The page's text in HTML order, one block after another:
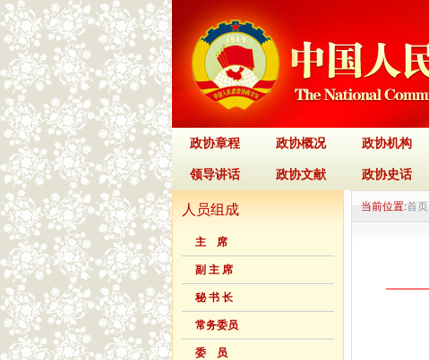
政协章程 政协概况 政协机构
领导讲话 政协文献 政协史话
人员组成
主 席
副 主 席
秘 书 长
常务委员
委 员
当前位置:首页